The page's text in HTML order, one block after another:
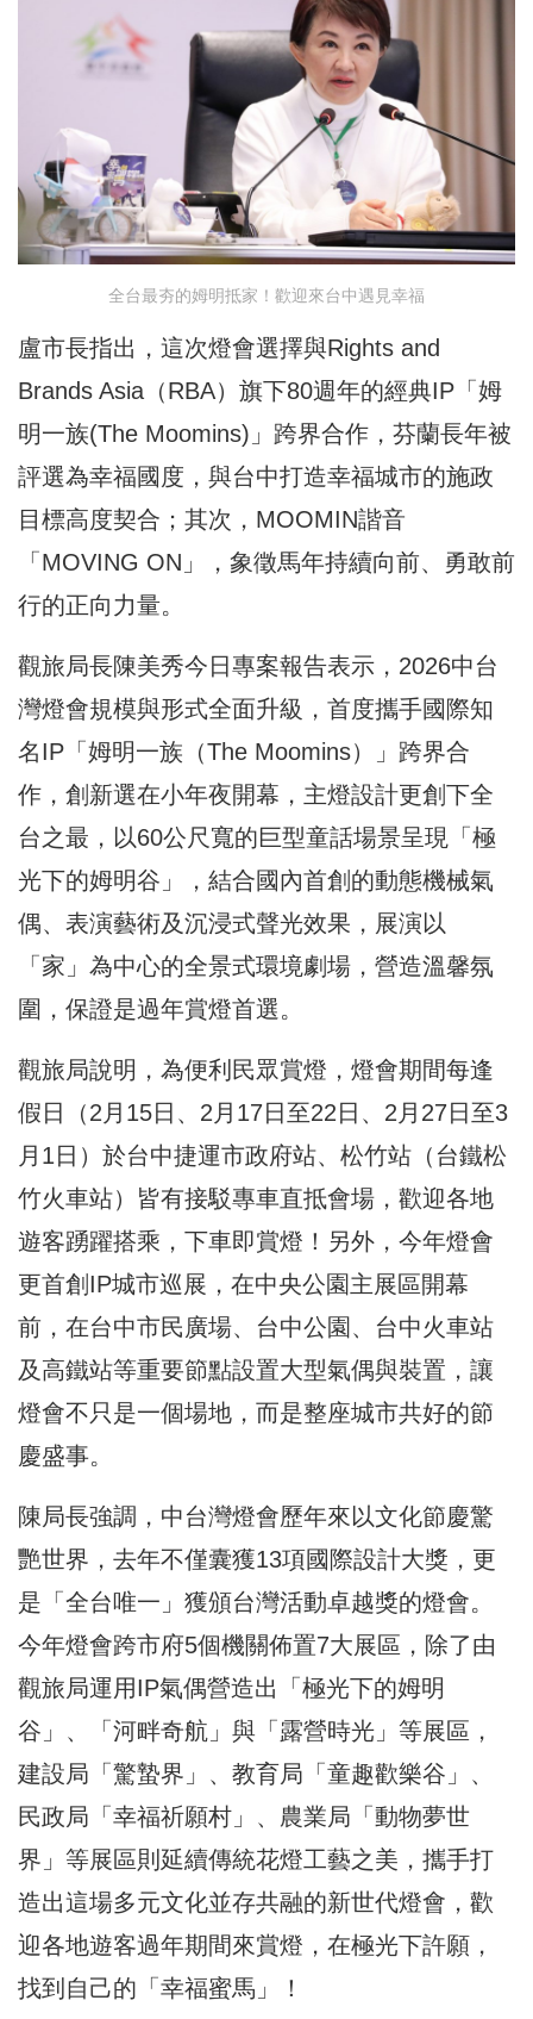
全台最夯的姆明抵家！歡迎來台中遇見幸福
盧市長指出，這次燈會選擇與Rights and
Brands Asia（RBA）旗下80週年的經典IP「姆
明一族(The Moomins)」跨界合作，芬蘭長年被
評選為幸福國度，與台中打造幸福城市的施政
目標高度契合；其次，MOOMIN諧音
「MOVING ON」，象徵馬年持續向前、勇敢前
行的正向力量。
觀旅局長陳美秀今日專案報告表示，2026中台
灣燈會規模與形式全面升級，首度攜手國際知
名IP「姆明一族（The Moomins）」跨界合
作，創新選在小年夜開幕，主燈設計更創下全
台之最，以60公尺寬的巨型童話場景呈現「極
光下的姆明谷」，結合國內首創的動態機械氣
偶、表演藝術及沉浸式聲光效果，展演以
「家」為中心的全景式環境劇場，營造溫馨氛
圍，保證是過年賞燈首選。
觀旅局說明，為便利民眾賞燈，燈會期間每逢
假日（2月15日、2月17日至22日、2月27日至3
月1日）於台中捷運市政府站、松竹站（台鐵松
竹火車站）皆有接駁專車直抵會場，歡迎各地
遊客踴躍搭乘，下車即賞燈！另外，今年燈會
更首創IP城市巡展，在中央公園主展區開幕
前，在台中市民廣場、台中公園、台中火車站
及高鐵站等重要節點設置大型氣偶與裝置，讓
燈會不只是一個場地，而是整座城市共好的節
慶盛事。
陳局長強調，中台灣燈會歷年來以文化節慶驚
艷世界，去年不僅囊獲13項國際設計大獎，更
是「全台唯一」獲頒台灣活動卓越獎的燈會。
今年燈會跨市府5個機關佈置7大展區，除了由
觀旅局運用IP氣偶營造出「極光下的姆明
谷」、「河畔奇航」與「露營時光」等展區，
建設局「驚蟄界」、教育局「童趣歡樂谷」、
民政局「幸福祈願村」、農業局「動物夢世
界」等展區則延續傳統花燈工藝之美，攜手打
造出這場多元文化並存共融的新世代燈會，歡
迎各地遊客過年期間來賞燈，在極光下許願，
找到自己的「幸福蜜馬」！